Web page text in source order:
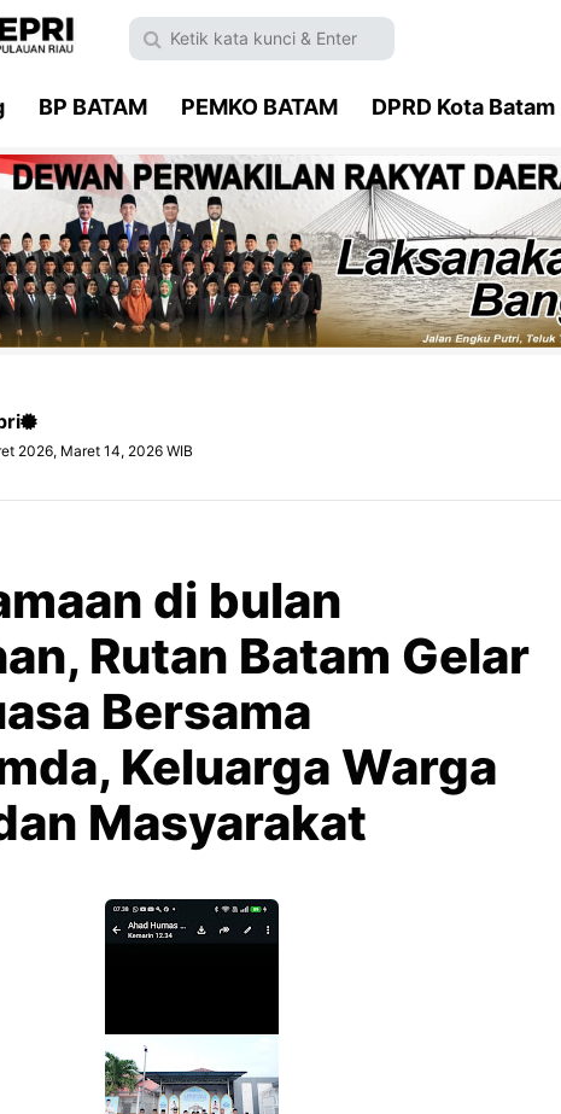
BP BATAM PEMKO BATAM DPRD Kota Batam
2026, Maret 14, 2026 WIB
di bulan
Rutan Batam Gelar
Bersama
Keluarga Warga
Masyarakat